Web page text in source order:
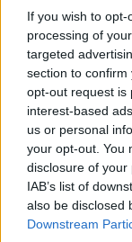
If you wish to
processing of
targeted
section to
opt-out request is
interest-based
us or personal
your opt-out. You
disclosure of
IAB’s list of
also be disclosed
Downstream
utca 18.)
Tételszám: 634
Eladó